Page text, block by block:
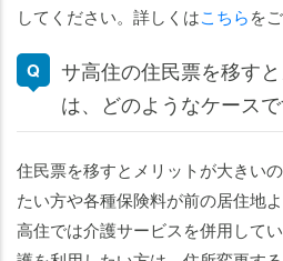
してください。詳しくはこちらを
サ高住の住民票を移す
は、どのようなケースで
住民票を移すとメリットが大きい
たい方や各種保険料が前の居住地
高住では介護サービスを併用して